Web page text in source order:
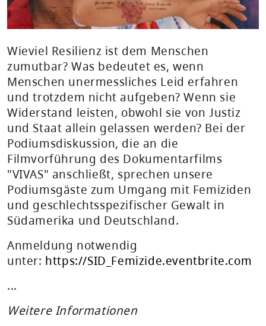
Wieviel Resilienz ist dem Menschen
zumutbar? Was bedeutet es, wenn
Menschen unermessliches Leid erfahren
und trotzdem nicht aufgeben? Wenn sie
Widerstand leisten, obwohl sie von Justiz
und Staat allein gelassen werden? Bei der
Podiumsdiskussion, die an die
Filmvorführung des Dokumentarfilms
"VIVAS" anschließt, sprechen unsere
Podiumsgäste zum Umgang mit Femiziden
und geschlechtsspezifischer Gewalt in
Südamerika und Deutschland.
Anmeldung notwendig
unter: https://SID_Femizide.eventbrite.com
...
Weitere Informationen